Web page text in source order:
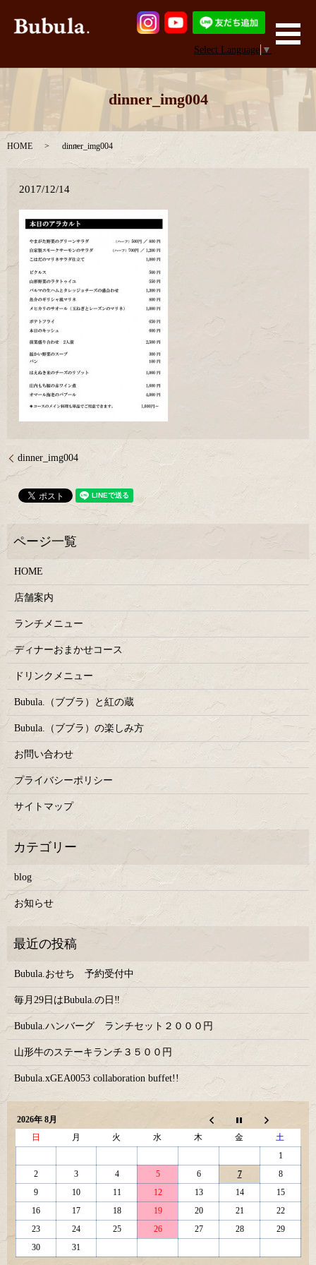
Select Language ▼
メ
dinner_img004
HOME dinner_img004
2017/12/14
dinner_img004
HOME
店舗案内
ランチメニュー
ディナーおまかせコース
ドリンクメニュー
Bubula.（ブブラ）と紅の蔵
Bubula.（ブブラ）の楽しみ方
お問い合わせ
プライバシーポリシー
サイトマップ
blog
お知らせ
Bubula.おせち 予約受付中
毎月29日はBubula.の日‼
Bubula.ハンバーグ ランチセット２０００円
山形牛のステーキランチ３５００円
Bubula.xGEA0053 collaboration buffet!!
2026年 8月
日
月 火 水 木 金
土
1
2
3 4 5 6 7
8
9
10 11 12 13 14
15
16
17 18 19 20 21
22
23
24 25 26 27 28
29
30
31